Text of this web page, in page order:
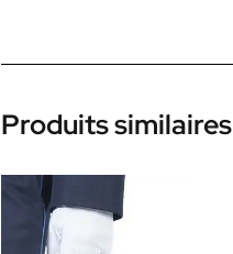
Produits similaires